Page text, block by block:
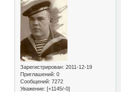
Зарегистрирован: 2011-12-19
Приглашений: 0
Сообщений: 7272
Уважение: [+1145/-0]